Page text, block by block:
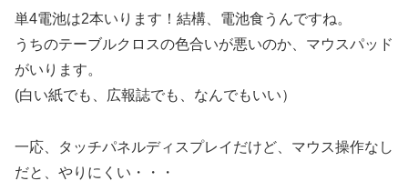
単4電池は2本いります！結構、電池食うんですね。
うちのテーブルクロスの色合いが悪いのか、マウスパッド
がいります。
(白い紙でも、広報誌でも、なんでもいい）
一応、タッチパネルディスプレイだけど、マウス操作なし
だと、やりにくい・・・